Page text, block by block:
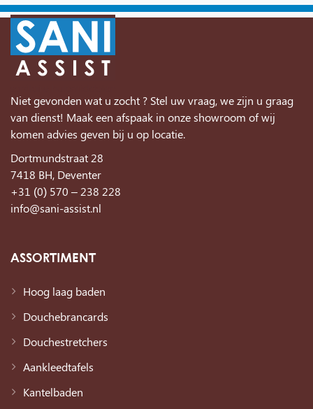
Niet gevonden wat u zocht ? Stel uw vraag, we zijn u graag
van dienst! Maak een afspaak in onze showroom of wij
komen advies geven bij u op locatie.
Dortmundstraat 28
7418 BH, Deventer
+31 (0) 570 – 238 228
info@sani-assist.nl
ASSORTIMENT
Hoog laag baden
Douchebrancards
Douchestretchers
Aankleedtafels
Kantelbaden